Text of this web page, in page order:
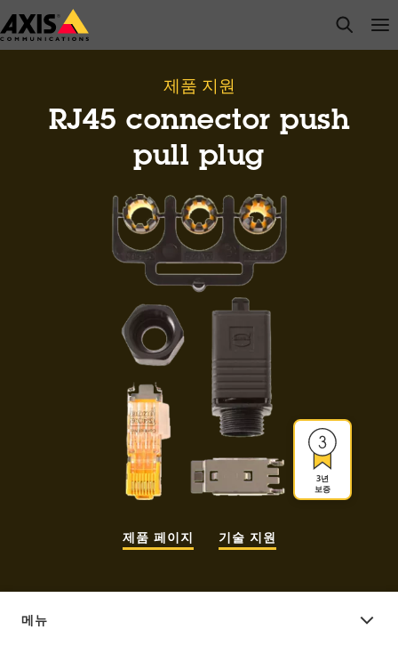
주
요
open
제품 지원
RJ45 connector push
pull plug
3년
보증
제품 페이지 기술 지원
메뉴
문서화